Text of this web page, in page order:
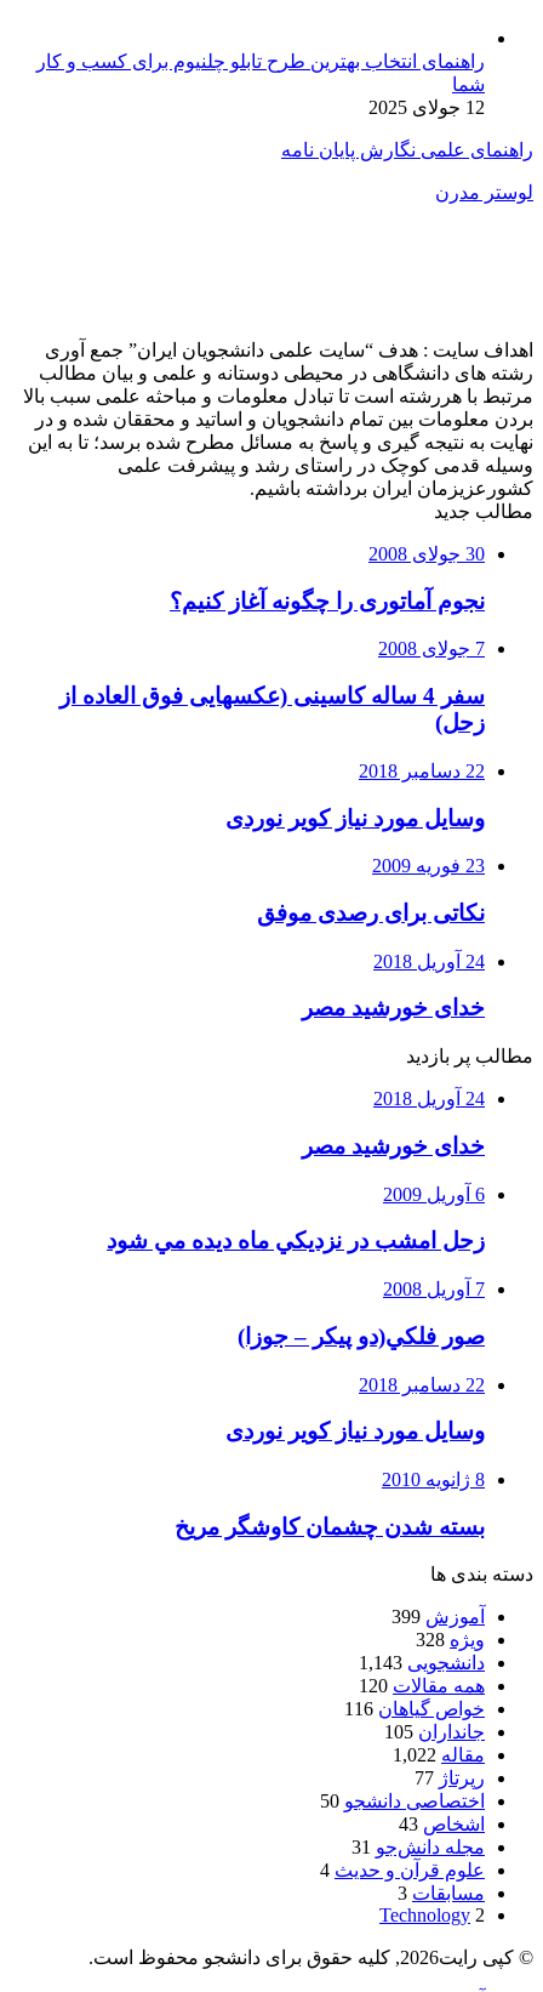
راهنمای انتخاب بهترین طرح تابلو چلنیوم برای کسب و کار
شما
12 جولای 2025
راهنمای علمی نگارش پایان نامه
لوستر مدرن
اهداف سایت : هدف “سایت علمی دانشجویان ایران” جمع آوری
رشته های دانشگاهی در محیطی دوستانه و علمی و بیان مطالب
مرتبط با هررشته است تا تبادل معلومات و مباحثه علمی سبب بالا
بردن معلومات بین تمام دانشجویان و اساتید و محققان شده و در
نهایت به نتیجه گیری و پاسخ به مسائل مطرح شده برسد؛ تا به این
وسیله قدمی کوچک در راستای رشد و پیشرفت علمی
کشورعزیزمان ایران برداشته باشیم.
مطالب جدید
30 جولای 2008
نجوم آماتوری را چگونه آغاز کنیم؟
7 جولای 2008
سفر 4 ساله کاسینی (عکسهایی فوق العاده از
زحل)
22 دسامبر 2018
وسایل مورد نیاز کویر نوردی
23 فوریه 2009
نکاتی برای رصدی موفق
24 آوریل 2018
خدای خورشید مصر
مطالب پر بازدید
24 آوریل 2018
خدای خورشید مصر
6 آوریل 2009
زحل امشب در نزديكي ماه ديده مي شود
7 آوریل 2008
صور فلكي(دو پیکر – جوزا)
22 دسامبر 2018
وسایل مورد نیاز کویر نوردی
8 ژانویه 2010
بسته شدن چشمان کاوشگر مريخ
دسته بندی ها
آموزش 399
ویژه 328
دانشجویی 1,143
همه مقالات 120
خواص گیاهان 116
جانداران 105
مقاله 1,022
رپرتاژ 77
اختصاصی دانشجو 50
اشخاص 43
مجله دانش‌جو 31
علوم قرآن و حدیث 4
مسابقات 3
Technology 2
© کپی رایت2026, کلیه حقوق برای دانشجو محفوظ است.